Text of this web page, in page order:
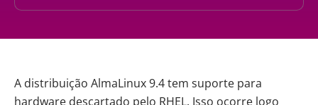
A distribuição AlmaLinux 9.4 tem suporte para
hardware descartado pelo RHEL. Isso ocorre logo